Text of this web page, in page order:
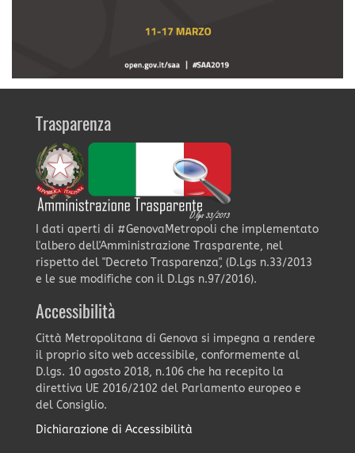
Trasparenza
I dati aperti di #GenovaMetropoli che implementato
l'albero dell'Amministrazione Trasparente, nel
rispetto del "Decreto Trasparenza", (D.Lgs n.33/2013
e le sue modifiche con il D.Lgs n.97/2016).
Accessibilità
Città Metropolitana di Genova si impegna a rendere
il proprio sito web accessibile, conformemente al
D.lgs. 10 agosto 2018, n.106 che ha recepito la
direttiva UE 2016/2102 del Parlamento europeo e
del Consiglio.
Dichiarazione di Accessibilità